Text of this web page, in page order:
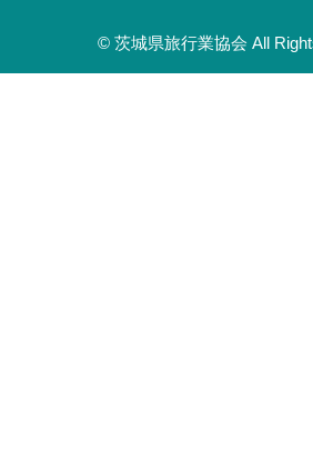
© 茨城県旅行業協会 All